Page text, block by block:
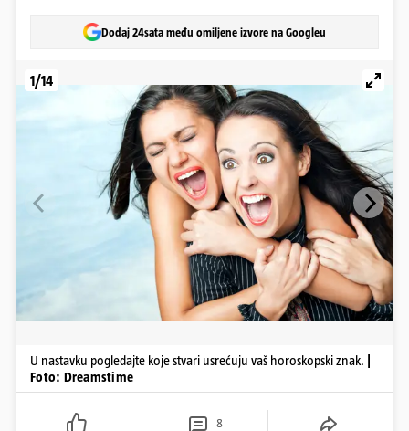
Dodaj 24sata među omiljene izvore na Googleu
1/14
U nastavku pogledajte koje stvari usrećuju vaš horoskopski znak.
Foto: Dreamstime
8